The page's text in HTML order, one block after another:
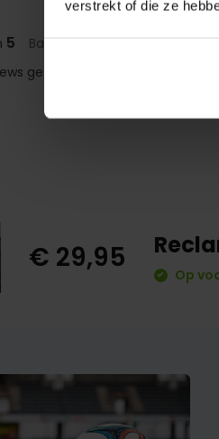
verstrekt of die ze
5 Based on 0 reviews
geschreven over dit product..
€ 29,95
Op